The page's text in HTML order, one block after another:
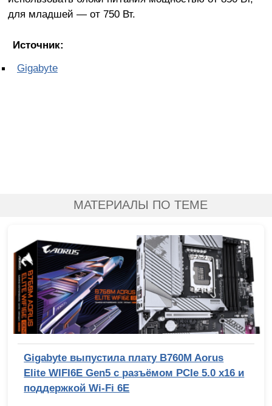
для младшей — от 750 Вт.
Источник:
Gigabyte
МАТЕРИАЛЫ ПО ТЕМЕ
Gigabyte выпустила плату B760M Aorus
Elite WIFI6E Gen5 с разъёмом PCIe 5.0 x16 и
поддержкой Wi-Fi 6E